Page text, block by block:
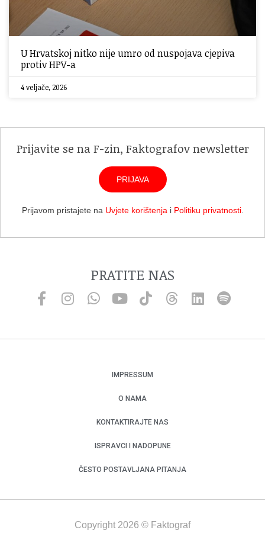
U Hrvatskoj nitko nije umro od nuspojava cjepiva
protiv HPV-a
4 veljače, 2026
Prijavite se na F-zin, Faktografov newsletter
PRIJAVA
Prijavom pristajete na Uvjete korištenja i Politiku privatnosti.
PRATITE NAS
IMPRESSUM
O NAMA
KONTAKTIRAJTE NAS
ISPRAVCI I NADOPUNE
ČESTO POSTAVLJANA PITANJA
Copyright 2026 © Faktograf